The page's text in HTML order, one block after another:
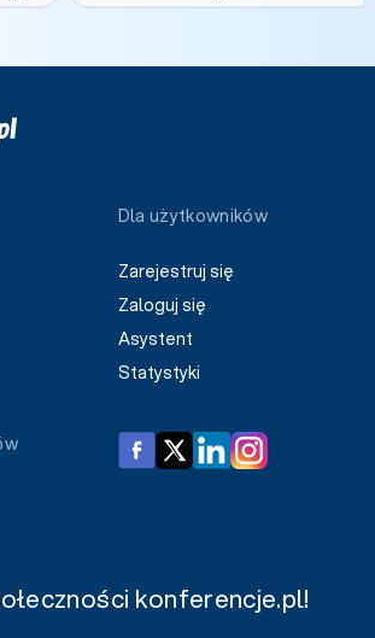
Dla użytkowników
Zarejestruj się
Zaloguj się
Asystent
Statystyki
konferencje.pl!